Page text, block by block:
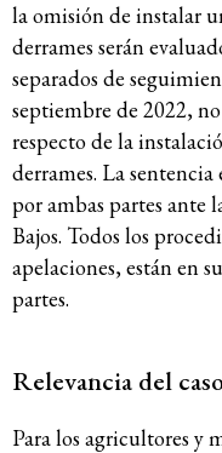
la omisión de instalar
derrames serán
separados de
septiembre de 2022,
respecto de la
derrames. La
por ambas partes ante
Bajos. Todos los
apelaciones, están en
partes.
Relevancia del
Para los agricultores y